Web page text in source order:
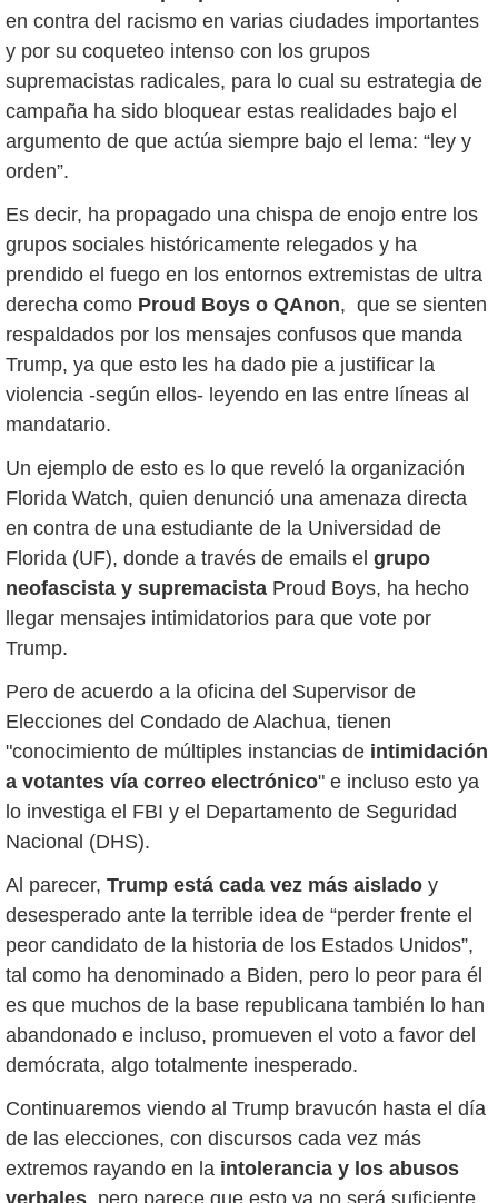
en contra del racismo en varias ciudades importantes
y por su coqueteo intenso con los grupos
supremacistas radicales, para lo cual su estrategia de
campaña ha sido bloquear estas realidades bajo el
argumento de que actúa siempre bajo el lema: “ley y
orden”.
Es decir, ha propagado una chispa de enojo entre los
grupos sociales históricamente relegados y ha
prendido el fuego en los entornos extremistas de ultra
derecha como Proud Boys o QAnon, que se sienten
respaldados por los mensajes confusos que manda
Trump, ya que esto les ha dado pie a justificar la
violencia -según ellos- leyendo en las entre líneas al
mandatario.
Un ejemplo de esto es lo que reveló la organización
Florida Watch, quien denunció una amenaza directa
en contra de una estudiante de la Universidad de
Florida (UF), donde a través de emails el grupo
neofascista y supremacista Proud Boys, ha hecho
llegar mensajes intimidatorios para que vote por
Trump.
Pero de acuerdo a la oficina del Supervisor de
Elecciones del Condado de Alachua, tienen
"conocimiento de múltiples instancias de intimidación
a votantes vía correo electrónico" e incluso esto ya
lo investiga el FBI y el Departamento de Seguridad
Nacional (DHS).
Al parecer, Trump está cada vez más aislado y
desesperado ante la terrible idea de “perder frente el
peor candidato de la historia de los Estados Unidos”,
tal como ha denominado a Biden, pero lo peor para él
es que muchos de la base republicana también lo han
abandonado e incluso, promueven el voto a favor del
demócrata, algo totalmente inesperado.
Continuaremos viendo al Trump bravucón hasta el día
de las elecciones, con discursos cada vez más
extremos rayando en la intolerancia y los abusos